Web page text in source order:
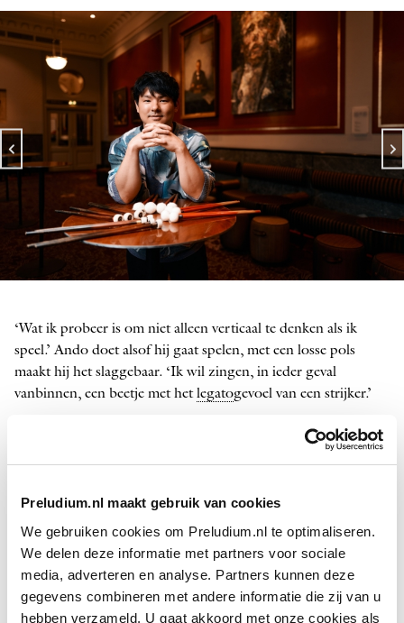
Preludium.nl maakt gebruik van cookies
We gebruiken cookies om Preludium.nl te optimaliseren.
We delen deze informatie met partners voor sociale
media, adverteren en analyse. Partners kunnen deze
gegevens combineren met andere informatie die zij van u
hebben verzameld. U gaat akkoord met onze cookies als
FOTO: EDUARDUS LEE
‘Wat ik probeer is om niet alleen verticaal te denken als ik
speel.’ Ando doet alsof hij gaat spelen, met een losse pols
maakt hij het slaggebaar. ‘Ik wil zingen, in ieder geval
vanbinnen, een beetje met hetlegatogevoel van een strijker.’
Is dat het geheim van een goede paukenist? ‘Ja! Een paukenist
geleerd dat het beste geluid iedere keer anders is. Het is een
uitdaging om dat steeds te zoeken en mee te kleuren met mijn
omgeving. Geen repetitie of concert is hetzelfde. Ik ben dan
ook een musicus, meer dan een paukenist, als je begrijpt wat